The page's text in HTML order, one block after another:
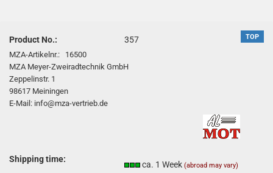
TOP
Product No.: 357
MZA-Artikelnr.: 16500
MZA Meyer-Zweiradtechnik GmbH
Zeppelinstr. 1
98617 Meiningen
E-Mail: info@mza-vertrieb.de
Shipping time:
ca. 1 Week(abroad may vary)